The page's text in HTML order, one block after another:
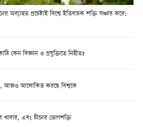
অব্যাহত প্রচেষ্টাই বিশ্বে ইতিবাচক শক্তি সঞ্চার করে:
কেন বিজ্ঞান ও প্রযুক্তিতে নিহীত?
আজও আলোকিত করছে বিশ্বকে
এবং চীনের ভোগশক্তি